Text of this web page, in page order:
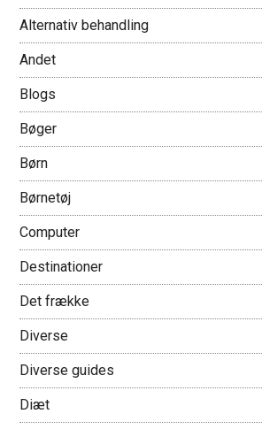
Alternativ behandling
Andet
Blogs
Bøger
Børn
Børnetøj
Computer
Destinationer
Det frække
Diverse
Diverse guides
Diæt